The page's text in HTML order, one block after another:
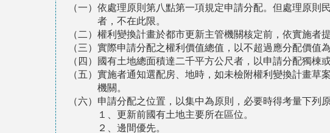
（一）依處理原則第八點第一項規定申請分配。但處理原
者，不在此限。
（二）權利變換計畫於都市更新主管機關核定前，依實施者
（三）實際申請分配之權利價值總值，以不超過應分配價值為
（四）國有土地總面積達二千平方公尺者，以申請分配獨
（五）實施者通知選配房、地時，如未檢附權利變換計畫
機關。
（六）申請分配之位置，以集中為原則，必要時得考量下列
１、更新前國有土地主要所在區位。
２、邊間優先。